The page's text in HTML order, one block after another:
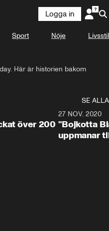
Logga in
Sport Nöje Livsstil
Här är historien bakom
SE ALLA
över 200
27 NOV. 2020
"Bojkotta
uppmanar